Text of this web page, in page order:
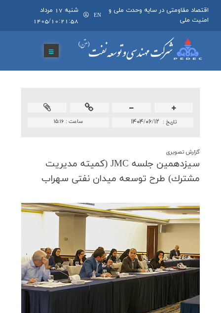
اقتصاد مقاومتی در سایه وحدت ملی و
امنیت ملی
EN
شنبه 17 مرداد
1405/10:21:58
ساعت : ۱۵:۱۶ تاريخ : ۱۴۰۴/۰۶/۱۲
گزارش تصویری
سیزدهمین جلسه JMC (كمیته مدیریت
مشترك) طرح توسعه میدان نفتی سهراب